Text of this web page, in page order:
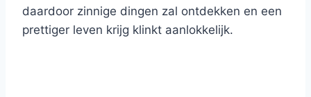
daardoor zinnige dingen zal ontdekken en een
prettiger leven krijg klinkt aanlokkelijk.